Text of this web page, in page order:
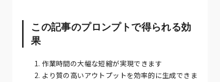
この記事のプロンプトで得られる効
果
作業時間の大幅な短縮が実現できます
より質の高いアウトプットを効率的に生成できま